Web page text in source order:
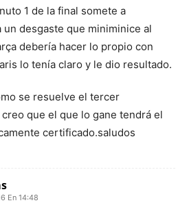
1 de la final somete a
un desgaste que miniminice al
debería hacer lo propio con
lo tenía claro y le dio resultado.
se resuelve el tercer
que el que lo gane tendrá el
certificado.saludos
En 14:48